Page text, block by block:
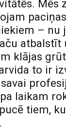
Mēs
– nu
atbalstīt
klājas
to ir
laikam
tiem,